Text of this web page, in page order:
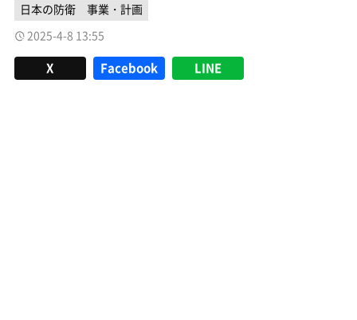
日本の防衛
事業・計画
2025-4-8 13:55
X Facebook LINE